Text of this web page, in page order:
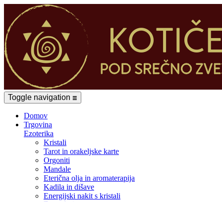
Toggle navigation ☰
Domov
Trgovina
Ezoterika
Kristali
Tarot in orakeljske karte
Orgoniti
Mandale
Eterična olja in aromaterapija
Kadila in dišave
Energijski nakit s kristali